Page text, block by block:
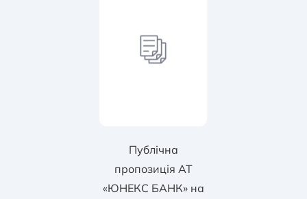
Публічна
пропозиція АТ
«ЮНЕКС БАНК» на